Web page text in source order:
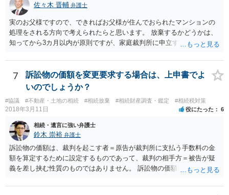
佐々木 晋輔 弁護士
実のお父様ですので、できればお父様が住んでおられたマンションの
処理をされる方向で考えられたらと思います。 放棄するかどうかは、
知ってから3カ月以内が原則ですが、家庭裁判所に申立すれば3カ月の
放棄するかどうか決めることができます。 銀行やサラ金が数年も放置
することはありませんので、数年後に借金が発見される可能性はほぼ
ありません。 なお、私が扱った相続放棄を検討していた案件で、期間
伸長して調査したところ、サラ金に対する過払金など相当な財産が見
つかったため相続したという事例がありました。
7
訴訟物の価額を変更要求する場合は、上申書でよ
いのでしょうか？
#協議 #不動産・土地の相続 #相続放棄 #相続財産調査・鑑定 #相続税対策
2018年3月11日 役にたった 6
相続・遺言に強い弁護士
鈴木 崇裕 弁護士
訴訟物の価額は、裁判を起こす者＝原告が裁判所に支払う手数料の金
額を算定するために設定するものであって、裁判の相手方＝被告が疑
義を差し挟む性質のものではありません。 訴訟物の価額自体が裁判の
したとしても、変更されることはありません。